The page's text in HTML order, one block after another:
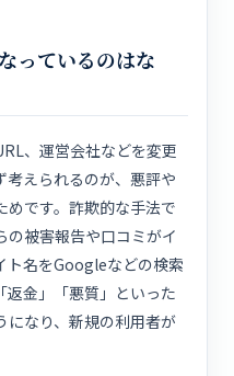
っているのはな
、運営会社などを変更
えられるのが、悪評や
です。詐欺的な手法で
被害報告や口コミがイ
ト名をGoogleなどの検索
金」「悪質」といった
になり、新規の利用者が